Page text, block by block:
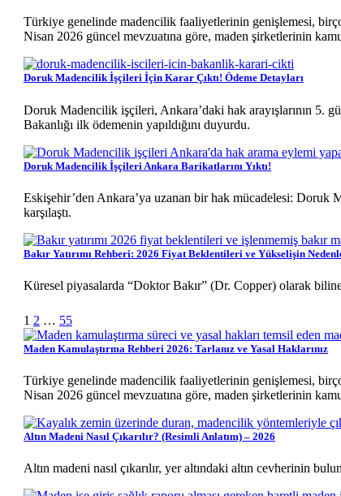
Türkiye genelinde madencilik faaliyetlerinin genişlemesi,
Nisan 2026 güncel mevzuatına göre, maden şirketlerinin
Doruk Madencilik İşçileri İçin Karar Çıktı! Ödeme Detayları
Doruk Madencilik işçileri, Ankara’daki hak arayışlarının 5.
Bakanlığı ilk ödemenin yapıldığını duyurdu.
Doruk Madencilik İşçileri Ankara Barikatlarını Yıktı!
Eskişehir’den Ankara’ya uzanan bir hak mücadelesi: Doruk
karşılaştı.
Bakır Yatırımı Rehberi: 2026 Fiyat Beklentileri ve Yükselişin
Küresel piyasalarda “Doktor Bakır” (Dr. Copper) olarak
1 2 … 55Sonraki
Maden Kamulaştırma Rehberi 2026: Tarlanız ve Yasal Haklarınız
Türkiye genelinde madencilik faaliyetlerinin genişlemesi,
Nisan 2026 güncel mevzuatına göre, maden şirketlerinin
Altın Madeni Nasıl Çıkarılır? (Resimli Anlatım) – 2026
Altın madeni nasıl çıkarılır, yer altındaki altın cevherinin